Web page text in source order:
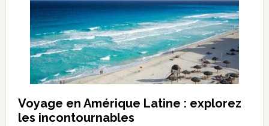
Voyage en Amérique Latine : explorez
les incontournables